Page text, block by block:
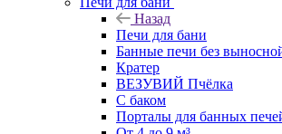
Назад
Печи для бани
Банные печи без
Кратер
ВЕЗУВИЙ Пчёлка
С баком
Порталы для банных